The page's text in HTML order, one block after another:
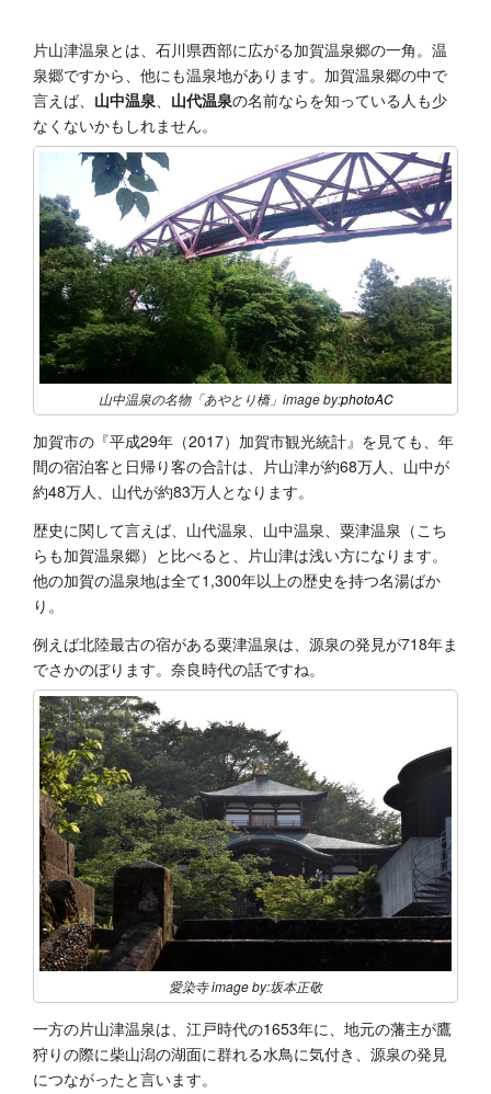
片山津温泉とは、石川県西部に広がる加賀温泉郷の一角。温
泉郷ですから、他にも温泉地があります。加賀温泉郷の中で
言えば、 山中温泉 山代温泉の名前ならを知っている人も少
なくないかもしれません。
山中温泉の名物「あやとり橋」image by:photoAC
加賀市の『平成29年（2017）加賀市観光統計』を見ても、年
間の宿泊客と日帰り客の合計は、片山津が約68万人、山中が
約48万人、山代が約83万人となります。
歴史に関して言えば、山代温泉、山中温泉、粟津温泉（こち
らも加賀温泉郷）と比べると、片山津は浅い方になります。
他の加賀の温泉地は全て1,300年以上の歴史を持つ名湯ばか
り。
例えば北陸最古の宿がある粟津温泉は、源泉の発見が718年ま
でさかのぼります。奈良時代の話ですね。
愛染寺 image by:坂本正敬
一方の片山津温泉は、江戸時代の1653年に、地元の藩主が鷹
狩りの際に柴山潟の湖面に群れる水鳥に気付き、源泉の発見
につながったと言います。